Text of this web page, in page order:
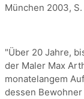
München 2003, S.
"Über 20 Jahre,
der Maler Max
monatelangem
dessen